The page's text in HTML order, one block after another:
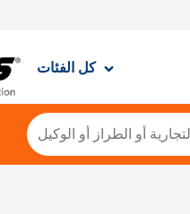
كل الفئات